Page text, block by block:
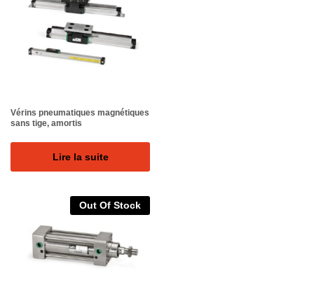
Vérins pneumatiques magnétiques
sans tige, amortis
Lire la suite
Out Of Stock